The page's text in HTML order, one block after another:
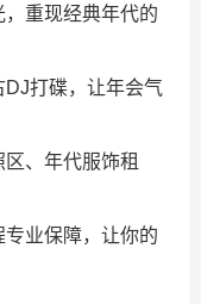
重现经典年代的
打碟，让年会气
、年代服饰租
业保障，让你的